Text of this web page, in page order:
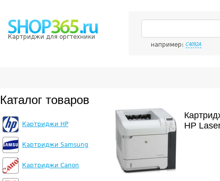
Картриджи для оргтехники
например: C4092A
Каталог товаров
Картриджи HP
Картриджи Samsung
Картриджи Canon
HP